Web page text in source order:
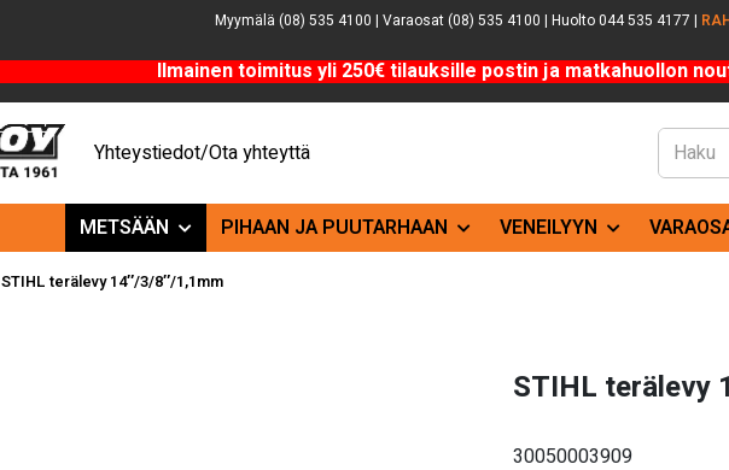
Myymälä (08) 535 4100 | Varaosat (08) 535 4100 | Huolto 044 535 4177 |
Ilmainen toimitus yli 250€ tilauksille postin ja matkahuollon
Yhteystiedot/Ota yhteyttä
METSÄÄN PIHAAN JA PUUTARHAAN VENEILYYN
STIHL terälevy 14″/3/8″/1,1mm
STIHL terälevy
30050003909